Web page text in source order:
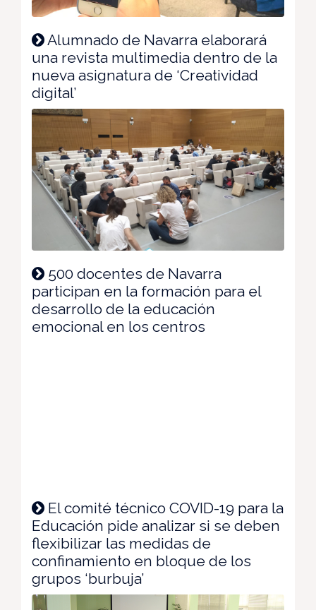
Alumnado de Navarra elaborará
una revista multimedia dentro de la
nueva asignatura de ‘Creatividad
digital’
500 docentes de Navarra
participan en la formación para el
desarrollo de la educación
emocional en los centros
El comité técnico COVID-19 para la
Educación pide analizar si se deben
flexibilizar las medidas de
confinamiento en bloque de los
grupos ‘burbuja’